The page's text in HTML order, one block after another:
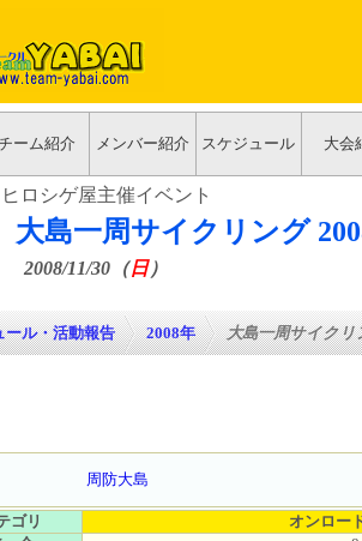
ーム紹介 メンバー紹介 スケジュール 大会
ヒロシゲ屋主催イベント
大島一周サイクリング
2008/11/30（日）
ール・活動報告 >2008年 >大島一周サイクリ
周防大島
ゴリ
オンロー